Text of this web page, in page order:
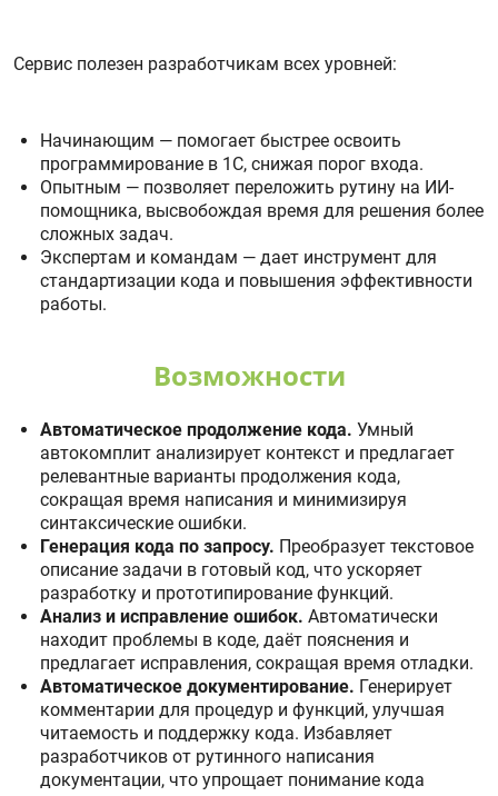
Сервис полезен разработчикам всех уровней:
Начинающим — помогает быстрее освоить
программирование в 1С, снижая порог входа.
Опытным — позволяет переложить рутину на ИИ-
помощника, высвобождая время для решения более
сложных задач.
Экспертам и командам — дает инструмент для
стандартизации кода и повышения эффективности
работы.
Возможности
Автоматическое продолжение кода. Умный
автокомплит анализирует контекст и предлагает
релевантные варианты продолжения кода,
сокращая время написания и минимизируя
синтаксические ошибки.
Генерация кода по запросу. Преобразует текстовое
описание задачи в готовый код, что ускоряет
разработку и прототипирование функций.
Анализ и исправление ошибок. Автоматически
находит проблемы в коде, даёт пояснения и
предлагает исправления, сокращая время отладки.
Автоматическое документирование. Генерирует
комментарии для процедур и функций, улучшая
читаемость и поддержку кода. Избавляет
разработчиков от рутинного написания
документации, что упрощает понимание кода